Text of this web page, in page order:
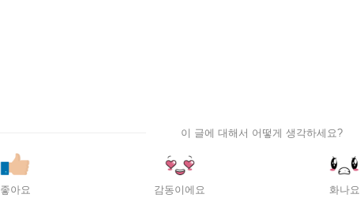
이 글에 대해서 어떻게 생각하세요?
좋아요 감동이에요 화나요